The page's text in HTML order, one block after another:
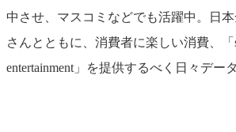
中させ、マスコミなどでも活躍中。日
さんとともに、消費者に楽しい消費、「
entertainment」を提供するべく日々デー